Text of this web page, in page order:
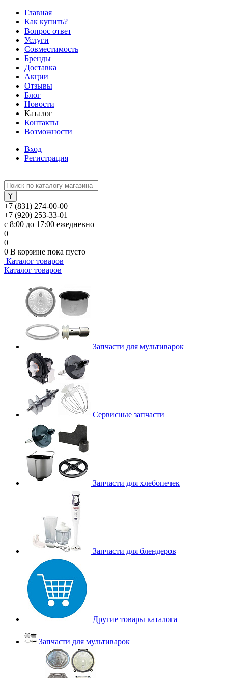
Главная
Как купить?
Вопрос ответ
Услуги
Совместимость
Бренды
Доставка
Акции
Отзывы
Блог
Новости
Каталог
Контакты
Возможности
Вход
Регистрация
+7 (831) 274-00-00
+7 (920) 253-33-01
с 8:00 до 17:00 ежедневно
0
0
0 В корзине пока пусто
Каталог товаров
Каталог товаров
Запчасти для мультиварок
Сервисные запчасти
Запчасти для хлебопечек
Запчасти для блендеров
Другие товары каталога
Запчасти для мультиварок